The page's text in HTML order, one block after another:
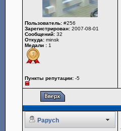
Пользователь: #256
Зарегистрирован: 2007-08-01
Сообщений: 32
Откуда: minsk
Медали : 1
Пункты репутации: -5
Papych